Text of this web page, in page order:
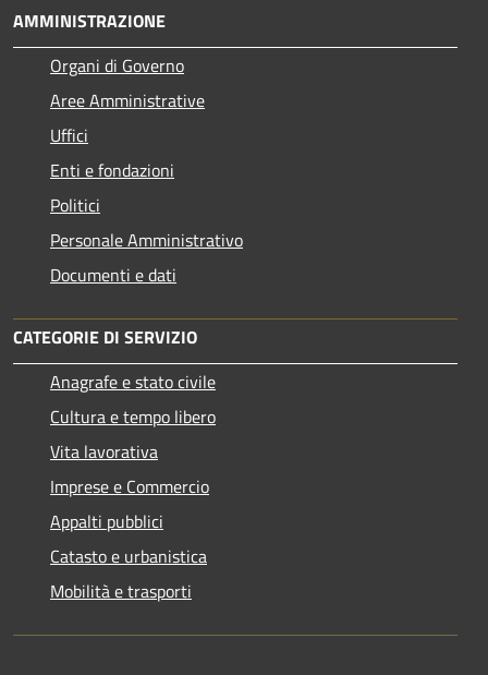
AMMINISTRAZIONE
Organi di Governo
Aree Amministrative
Uffici
Enti e fondazioni
Politici
Personale Amministrativo
Documenti e dati
CATEGORIE DI SERVIZIO
Anagrafe e stato civile
Cultura e tempo libero
Vita lavorativa
Imprese e Commercio
Appalti pubblici
Catasto e urbanistica
Mobilità e trasporti